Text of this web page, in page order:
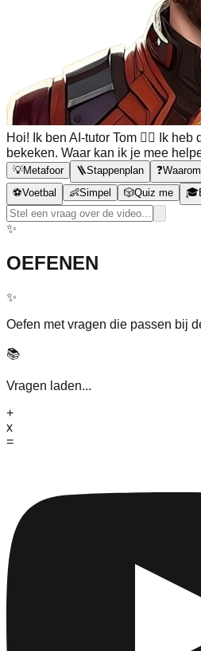
Hoi! Ik ben AI-tutor Tom 🙋‍♂️ Ik
bekeken. Waar kan ik je mee
💡Metafoor 🪜Stappenplan ❓
⚽Voetbal 👶Simpel 🎲Quiz me 🎓
✨
OEFENEN
✨
Oefen met vragen die passen bij
📚
Vragen laden...
+
x
=